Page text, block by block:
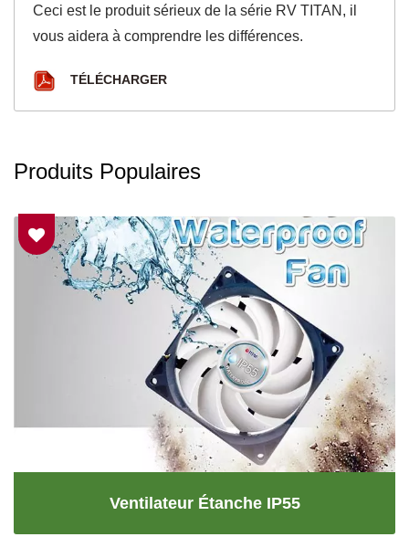
Ceci est le produit sérieux de la série RV TITAN, il
vous aidera à comprendre les différences.
TÉLÉCHARGER
Produits Populaires
Ventilateur Étanche IP55